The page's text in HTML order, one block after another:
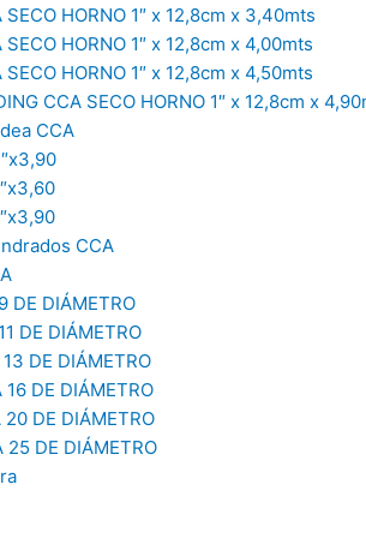
SECO HORNO 1″ x 12,8cm x 3,40mts
SECO HORNO 1″ x 12,8cm x 4,00mts
SECO HORNO 1″ x 12,8cm x 4,50mts
CCA SECO HORNO 1″ x 12,8cm x
CCA
CCA
DE DIÁMETRO
DE DIÁMETRO
13 DE DIÁMETRO
16 DE DIÁMETRO
20 DE DIÁMETRO
25 DE DIÁMETRO